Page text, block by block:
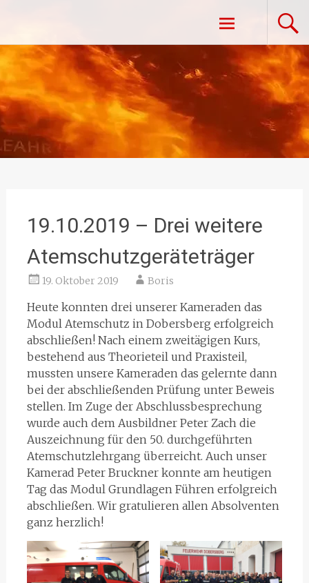
springen
Freiwillige Feuerwehr Vestenpoppen-
Wohlfahrts
19.10.2019 – Drei weitere
Atemschutzgeräteträger
19. Oktober 2019 Boris
Heute konnten drei unserer Kameraden das
Modul Atemschutz in Dobersberg erfolgreich
abschließen! Nach einem zweitägigen Kurs,
bestehend aus Theorieteil und Praxisteil,
mussten unsere Kameraden das gelernte dann
bei der abschließenden Prüfung unter Beweis
stellen. Im Zuge der Abschlussbesprechung
wurde auch dem Ausbildner Peter Zach die
Auszeichnung für den 50. durchgeführten
Atemschutzlehrgang überreicht. Auch unser
Kamerad Peter Bruckner konnte am heutigen
Tag das Modul Grundlagen Führen erfolgreich
abschließen. Wir gratulieren allen Absolventen
ganz herzlich!